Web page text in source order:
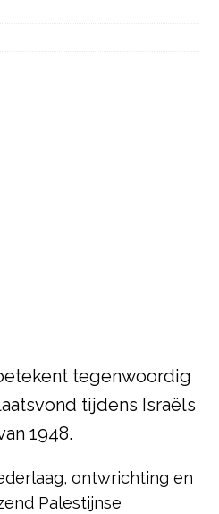
tegenwoordig
tijdens Israëls
1948.
ontwrichting en
Palestijnse